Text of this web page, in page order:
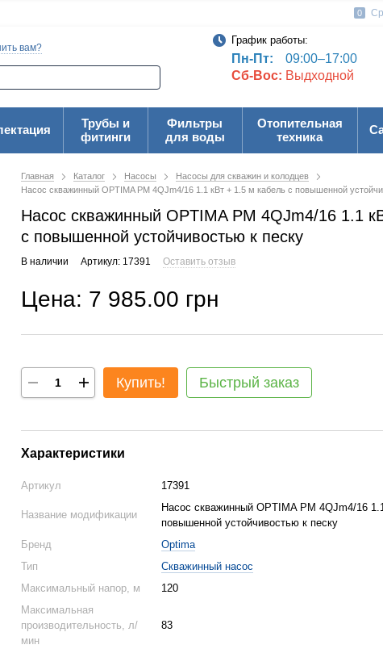
соглашение 0
вам?
График работы:
Пн-Пт:
09:00–17:00
Сб-Вос: Выдходной
Трубы и
фитинги
Фильтры
для воды
Отопительная
техника
Главная Каталог Насосы
Насосы для скважин и колодцев
Насос скважинный OPTIMA PM 4QJm4/16 1.1 кВт + 1.5 м кабель с повышенной
Насос скважинный OPTIMA PM 4QJm4/16 1.1
с повышенной устойчивостью к песку
В наличии Артикул: 17391 Оставить отзыв
Цена: 7 985.00 грн
Купить! Быстрый заказ
Характеристики
Артикул 17391
Название модификации
Насос скважинный OPTIMA PM 4QJm4/16
повышенной устойчивостью к песку
Бренд
Optima
Тип
Скважинный насос
Максимальный напор, м
120
Максимальная
производительность, л/
мин
83